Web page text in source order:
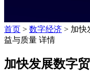
首页 > 数字经济 > 加快
益与质量 详情
加快发展数字